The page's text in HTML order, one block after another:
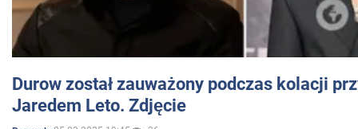
Durow został zauważony podczas kolacji
Jaredem Leto. Zdjęcie